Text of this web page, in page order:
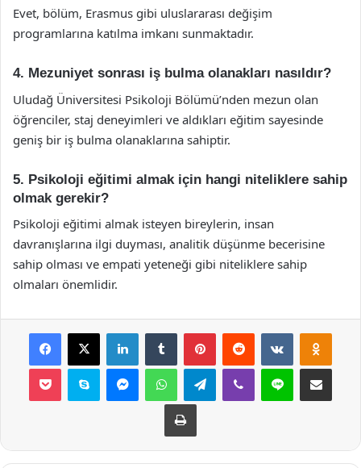
Evet, bölüm, Erasmus gibi uluslararası değişim
programlarına katılma imkanı sunmaktadır.
4. Mezuniyet sonrası iş bulma olanakları nasıldır?
Uludağ Üniversitesi Psikoloji Bölümü’nden mezun olan
öğrenciler, staj deneyimleri ve aldıkları eğitim sayesinde
geniş bir iş bulma olanaklarına sahiptir.
5. Psikoloji eğitimi almak için hangi niteliklere sahip
olmak gerekir?
Psikoloji eğitimi almak isteyen bireylerin, insan
davranışlarına ilgi duyması, analitik düşünme becerisine
sahip olması ve empati yeteneği gibi niteliklere sahip
olmaları önemlidir.
Facebook
X LinkedInTumblr PinterestReddit VKontakte
Pocket Skype MessengerWhatsAppTelegramViber Line E-Posta ile
Yazdır